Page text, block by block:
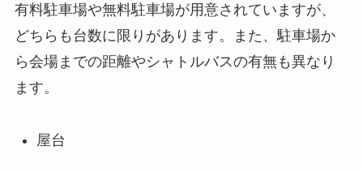
有料駐車場や無料駐車場が用意されていますが、
どちらも台数に限りがあります。また、駐車場か
ら会場までの距離やシャトルバスの有無も異なり
ます。
屋台